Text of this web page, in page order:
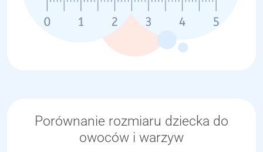
Porównanie rozmiaru dziecka do
owoców i warzyw